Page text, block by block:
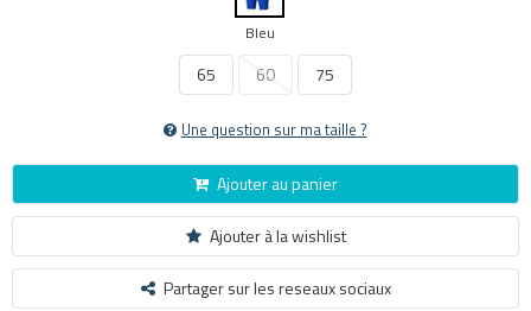
Bleu
65 60 75
Une question sur ma taille ?
Ajouter au panier
Ajouter à la wishlist
Partager sur les reseaux sociaux